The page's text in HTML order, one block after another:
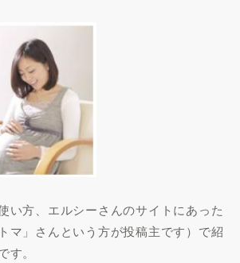
い方、エルシーさんのサイトにあった
マ」さんという方が投稿主です）で紹
す。